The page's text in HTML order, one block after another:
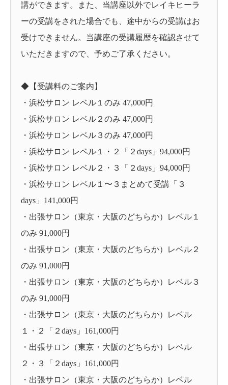
講ができます。また、当講座以外でレイキヒーラ
ーの受講をされた場合でも、途中からの受講はお
受けできません。当講座の受講履歴を確認させて
いただきますので、予めご了承ください。
◆【受講料のご案内】
・浜松サロン レベル１のみ 47,000円
・浜松サロン レベル２のみ 47,000円
・浜松サロン レベル３のみ 47,000円
・浜松サロン レベル１・２「２days」94,000円
・浜松サロン レベル２・３「２days」94,000円
・浜松サロン レベル１〜３まとめて受講「３
days」141,000円
・出張サロン（東京・大阪のどちらか）レベル１
のみ 91,000円
・出張サロン（東京・大阪のどちらか）レベル２
のみ 91,000円
・出張サロン（東京・大阪のどちらか）レベル３
のみ 91,000円
・出張サロン（東京・大阪のどちらか）レベル
１・２「２days」161,000円
・出張サロン（東京・大阪のどちらか）レベル
２・３「２days」161,000円
・出張サロン（東京・大阪のどちらか）レベル